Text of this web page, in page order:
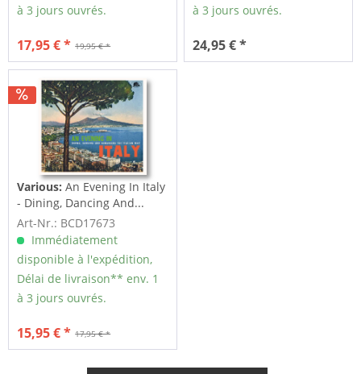
à 3 jours ouvrés.
19,95 € *
17,95 € *
à 3 jours ouvrés.
24,95 € *
Various:An Evening In Italy
- Dining, Dancing And...
Art-Nr.: BCD17673
Immédiatement
disponible à l'expédition,
Délai de livraison** env. 1
à 3 jours ouvrés.
17,95 € *
15,95 € *